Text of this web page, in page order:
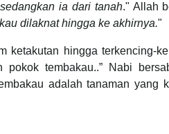
ia dari tanah." Allah
dilaknat hingga ke akhirnya."
ketakutan hingga terkencing-
pokok tembakau..” Nabi
adalah tanaman yang